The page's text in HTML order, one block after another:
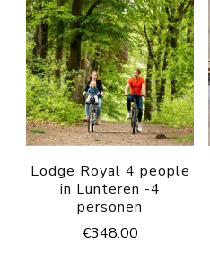
Lodge Royal 4 people
in Lunteren -4
personen
€348.00